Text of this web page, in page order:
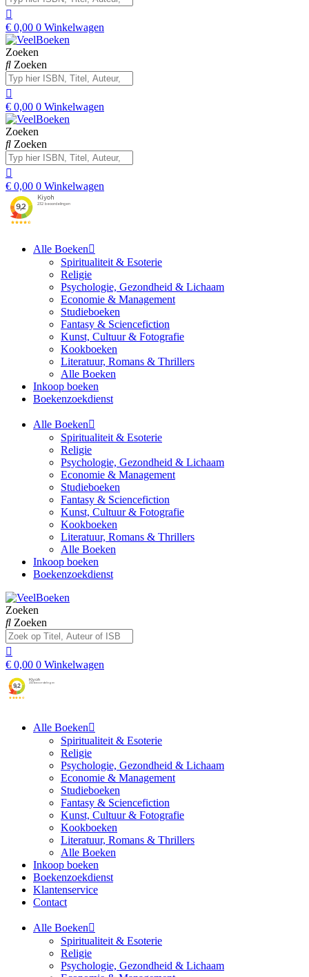
€ 0,00 0 Winkelwagen
Zoeken
Zoeken
€ 0,00 0 Winkelwagen
Zoeken
Zoeken
€ 0,00 0 Winkelwagen
Alle Boeken
Spiritualiteit & Esoterie
Religie
Psychologie, Gezondheid & Lichaam
Economie & Management
Studieboeken
Fantasy & Sciencefiction
Kunst, Cultuur & Fotografie
Kookboeken
Literatuur, Romans & Thrillers
Alle Boeken
Inkoop boeken
Boekenzoekdienst
Alle Boeken
Spiritualiteit & Esoterie
Religie
Psychologie, Gezondheid & Lichaam
Economie & Management
Studieboeken
Fantasy & Sciencefiction
Kunst, Cultuur & Fotografie
Kookboeken
Literatuur, Romans & Thrillers
Alle Boeken
Inkoop boeken
Boekenzoekdienst
Zoeken
Zoeken
€ 0,00 0 Winkelwagen
Alle Boeken
Spiritualiteit & Esoterie
Religie
Psychologie, Gezondheid & Lichaam
Economie & Management
Studieboeken
Fantasy & Sciencefiction
Kunst, Cultuur & Fotografie
Kookboeken
Literatuur, Romans & Thrillers
Alle Boeken
Inkoop boeken
Boekenzoekdienst
Klantenservice
Contact
Alle Boeken
Spiritualiteit & Esoterie
Religie
Psychologie, Gezondheid & Lichaam